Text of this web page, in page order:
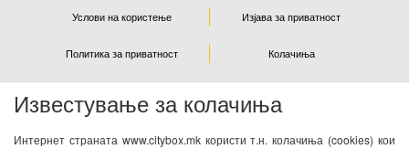
Известување за колачиња
Интернет страната www.citybox.mk користи т.н. колачиња (cookies) кои
Услови на користење Изјава за приватност
Политика за приватност Колачиња
NEWSLETTER